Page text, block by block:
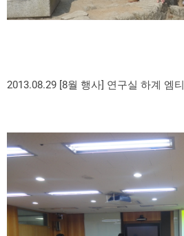
2013.08.29 [8월 행사] 연구실 하계 엠티